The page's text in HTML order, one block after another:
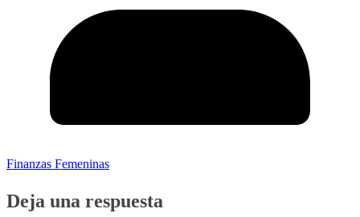
Finanzas Femeninas
Deja una respuesta